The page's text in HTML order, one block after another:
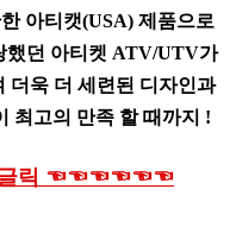
아티캣(USA) 제품으로
했던 아티켓 ATV/UTV가
더욱 더 세련된 디자인과
최고의 만족 할 때까지 !
글릭 ☜☜☜☜☜☜